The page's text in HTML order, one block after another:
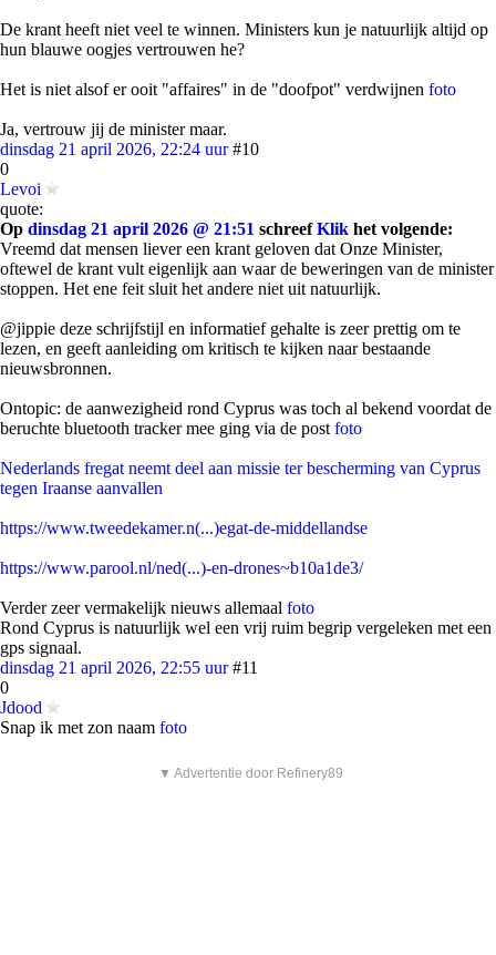
De krant heeft niet veel te winnen. Ministers kun je natuurlijk altijd op
hun blauwe oogjes vertrouwen he?
Het is niet alsof er ooit "affaires" in de "doofpot" verdwijnen foto
Ja, vertrouw jij de minister maar.
dinsdag 21 april 2026, 22:24 uur #10
0
Levoi
quote:
Op dinsdag 21 april 2026 @ 21:51 schreefKlik het volgende:
Vreemd dat mensen liever een krant geloven dat Onze Minister,
oftewel de krant vult eigenlijk aan waar de beweringen van de minister
stoppen. Het ene feit sluit het andere niet uit natuurlijk.
@jippie deze schrijfstijl en informatief gehalte is zeer prettig om te
lezen, en geeft aanleiding om kritisch te kijken naar bestaande
nieuwsbronnen.
Ontopic: de aanwezigheid rond Cyprus was toch al bekend voordat de
beruchte bluetooth tracker mee ging via de post foto
Nederlands fregat neemt deel aan missie ter bescherming van Cyprus
tegen Iraanse aanvallen
https://www.tweedekamer.n(...)egat-de-middellandse
https://www.parool.nl/ned(...)-en-drones~b10a1de3/
Verder zeer vermakelijk nieuws allemaal foto
Rond Cyprus is natuurlijk wel een vrij ruim begrip vergeleken met een
gps signaal.
dinsdag 21 april 2026, 22:55 uur #11
0
Jdood
Snap ik met zon naam foto
▼ Advertentie door Refinery89